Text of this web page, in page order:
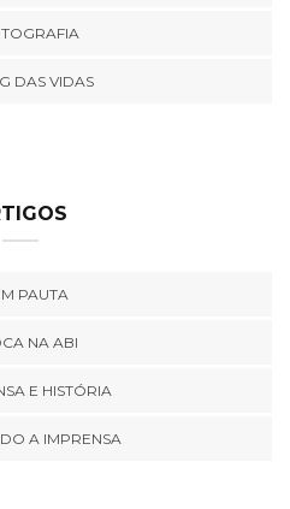
DAS VIDAS
PAUTA
NA ABI
E HISTÓRIA
A IMPRENSA